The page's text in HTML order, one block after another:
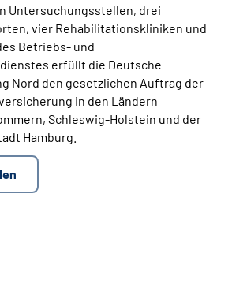
(DGS)
Untersuchungsstellen, drei
vier Rehabilitationskliniken und
Betriebs- und
erfüllt die Deutsche
Nord den gesetzlichen Auftrag der
in den Ländern
Schleswig-Holstein und der
Hamburg.